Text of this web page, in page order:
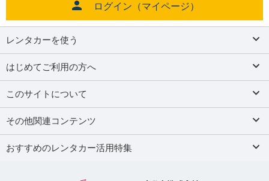
ログイン（マイページ）
レンタカーを使う
はじめてご利用の方へ
このサイトについて
その他関連コンテンツ
おすすめのレンタカー活用特集